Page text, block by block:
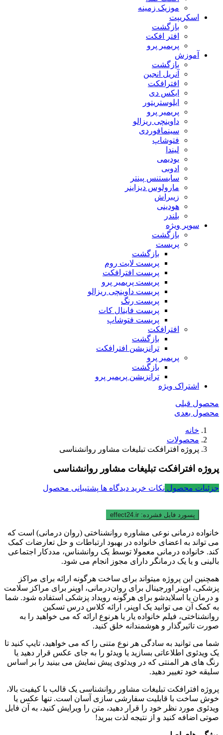
موزیک زمینه
اسکریپت
بازگشت
افتر افکت
پریمیر پرو
آموزش
بازگشت
آنریل انجین
افترافکت
ایکس دی
ایلوستریتور
پریمیر پرو
داوینچی ریزالو
سینمافوردی
فتوشاپ
لیندا
یودیمی
ادوبی
سابستنس پینتر
مارولوس دیزاینر
زیبراش
هودینی
بلندر
سوپر ویژه
بازگشت
پریست
بازگشت
پریست لایت روم
پریست افترافکت
پریست پریمیر پرو
پریست داوینچی ریزالو
پریست رنگ
پریست فاینال کات
پریست فتوشاپ
افترافکت
بازگشت
ترانزیشن افترافکت
پریمیر پرو
بازگشت
ترانزیشن پریمیر پرو
اشتراک ویژه
محصول قبلی
محصول بعدی
خانه
محصولات
پروژه افترافکت تبلیغات مشاور روانشناسی
پروژه افترافکت تبلیغات مشاور روانشناسی
جزئیات محصول نکات خرید دیدگاه ها پشتیبانی محصول
پسورد فایل فشرده: effect24.ir
خانواده درمانی نوعی مشاوره روانشناختی (روان درمانی) است که
می تواند به اعضای خانواده در بهبود ارتباطات و حل تعارضات کمک
کند. خانواده درمانی معمولا توسط یک روانشناس، مددکار اجتماعی
بالینی و یا یک درمانگر دارای مجوز انجام می شود.
همچنین این پروژه میتواند برای ساخت هرگونه ارائه برای مراکز
پزشکی، اوپنر اورجینال برای روان‌درمانی، اوپنر برای مراکز سلامت
و درمان یا اسلایدشو برای هرگونه رویداد پزشکی استفاده شود. شما
به کمک آن می توانید یک اوپنر، ارائه کلاس درس تسکین
روانشناختی، فیلم خانواده یار یا هرنوع ارائه که می خواهید را به
صورت تاثیرگذار و هوشمندانه خلق کنید.
شما می توانید به سادگی هر نوع متنی را که می خواهید، تایپ کنید تا
یک ویدئوی اطلاعاتی بسازید یا ویدئو را به جای عکس قرار دهید یا
رنگ های هر المنتی که در ویدئوی پیش نمایش می بینید را بر اساس
سلیقه خود تغییر دهید.
پروژه افترافکت تبلیغات مشاور روانشناسی یک قالب با کیفیت بالا،
خوش ساخت با قابلیت سفارشی سازی آسان است. تنها عکس یا
ویدئوی مورد نظر خود را قرار دهید، متن را ویرایش کنید، به آن فایل
صوتی اضافه کنید و از نتیجه لذت ببرید!